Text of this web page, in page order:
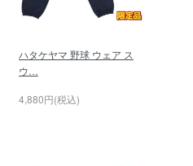
ハタケヤマ 野球 ウェア ス
ウ…
4,880円(税込)